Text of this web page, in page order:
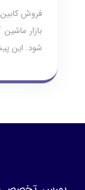
فروش
بازار
شود. این